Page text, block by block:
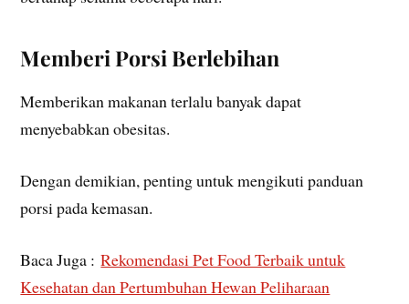
Memberi Porsi Berlebihan
Memberikan makanan terlalu banyak dapat
menyebabkan obesitas.
Dengan demikian, penting untuk mengikuti panduan
porsi pada kemasan.
Baca Juga :Rekomendasi Pet Food Terbaik untuk
Kesehatan dan Pertumbuhan Hewan Peliharaan